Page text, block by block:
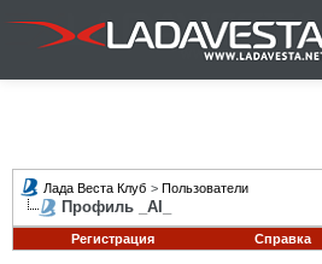
Лада Веста Клуб > Пользователи
Профиль _AI_
Регистрация Справка